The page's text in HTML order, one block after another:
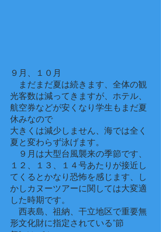
９月、１０月
まだまだ夏は続きます、全体の観
光客数は減ってきますが、ホテル、
航空券などが安くなり学生もまだ夏
休みなので
​大きくは減少しません、海では全く
夏と変わらず泳げます。
​ ９月は大型台風襲来の季節です、
１２、１３、１４号あたりが接近し
てくるとかなり恐怖を感じます、し
かしカヌーツアーに関しては大変適
した時期です。
西表島、祖納、干立地区で重要無
形文化財に指定されている”節